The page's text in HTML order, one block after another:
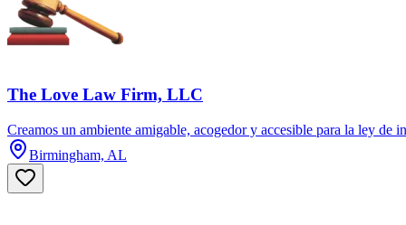
The Love Law Firm, LLC
Creamos un ambiente amigable, acogedor y accesible para la ley
Birmingham, AL